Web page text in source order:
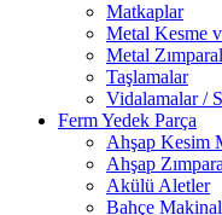
Matkaplar
Metal Kesme
Metal
Taşlamalar
Vidalamalar /
Ferm Yedek Parça
Ahşap Kesim
Ahşap
Akülü Aletler
Bahçe